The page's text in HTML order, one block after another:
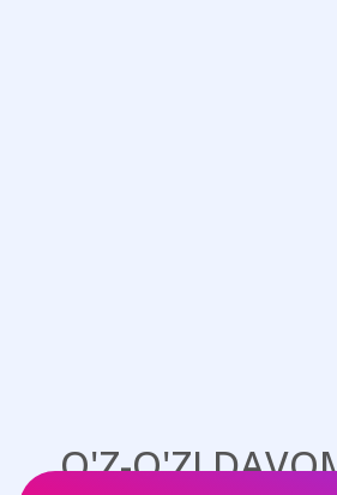
O'Z-O'ZI